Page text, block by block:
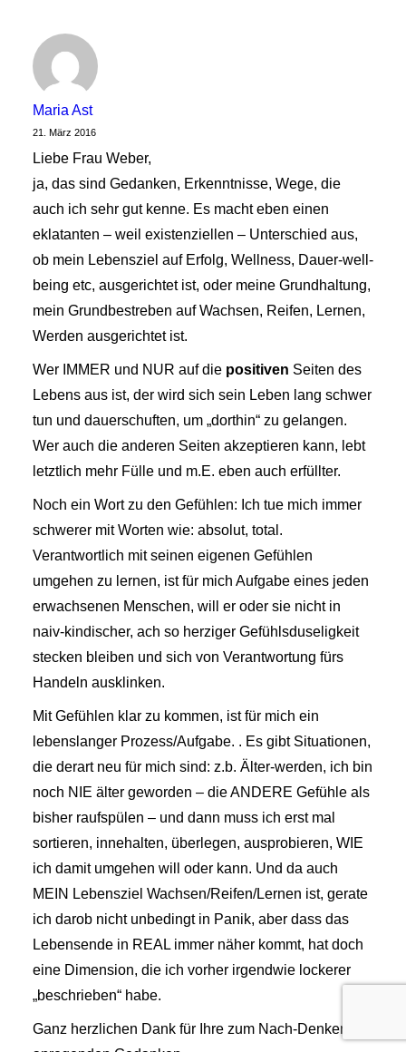
Maria Ast
21. März 2016
Liebe Frau Weber,
ja, das sind Gedanken, Erkenntnisse, Wege, die
auch ich sehr gut kenne. Es macht eben einen
eklatanten – weil existenziellen – Unterschied aus,
ob mein Lebensziel auf Erfolg, Wellness, Dauer-well-
being etc, ausgerichtet ist, oder meine Grundhaltung,
mein Grundbestreben auf Wachsen, Reifen, Lernen,
Werden ausgerichtet ist.
Wer IMMER und NUR auf die positiven Seiten des
Lebens aus ist, der wird sich sein Leben lang schwer
tun und dauerschuften, um „dorthin“ zu gelangen.
Wer auch die anderen Seiten akzeptieren kann, lebt
letztlich mehr Fülle und m.E. eben auch erfüllter.
Noch ein Wort zu den Gefühlen: Ich tue mich immer
schwerer mit Worten wie: absolut, total.
Verantwortlich mit seinen eigenen Gefühlen
umgehen zu lernen, ist für mich Aufgabe eines jeden
erwachsenen Menschen, will er oder sie nicht in
naiv-kindischer, ach so herziger Gefühlsduseligkeit
stecken bleiben und sich von Verantwortung fürs
Handeln ausklinken.
Mit Gefühlen klar zu kommen, ist für mich ein
lebenslanger Prozess/Aufgabe. . Es gibt Situationen,
die derart neu für mich sind: z.b. Älter-werden, ich bin
noch NIE älter geworden – die ANDERE Gefühle als
bisher raufspülen – und dann muss ich erst mal
sortieren, innehalten, überlegen, ausprobieren, WIE
ich damit umgehen will oder kann. Und da auch
MEIN Lebensziel Wachsen/Reifen/Lernen ist, gerate
ich darob nicht unbedingt in Panik, aber dass das
Lebensende in REAL immer näher kommt, hat doch
eine Dimension, die ich vorher irgendwie lockerer
„beschrieben“ habe.
Ganz herzlichen Dank für Ihre zum Nach-Denken